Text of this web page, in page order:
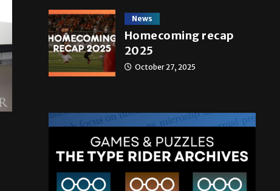
News
Homecoming recap
2025
October 27, 2025